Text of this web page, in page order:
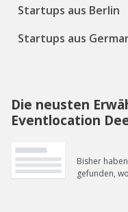
Startups aus Berlin
Startups aus
Die neusten
Eventlocation
Bisher
gefunden,